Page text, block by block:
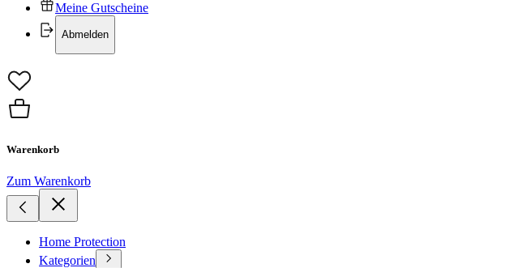
Meine Gutscheine
Abmelden
Warenkorb
Zum Warenkorb
Home Protection
Kategorien